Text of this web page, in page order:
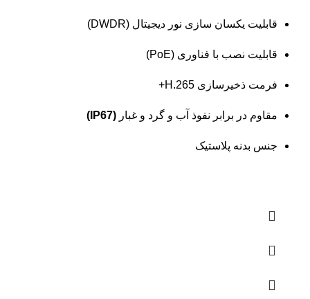
قابلیت یکسان سازی نور دیجیتال (DWDR)
قابلیت نصب با فناوری (PoE)
فرمت ذخیرسازی H.265+
مقاوم در برابر نفوذ آب و گرد و غبار (IP67)
جنس بدنه پلاستیک